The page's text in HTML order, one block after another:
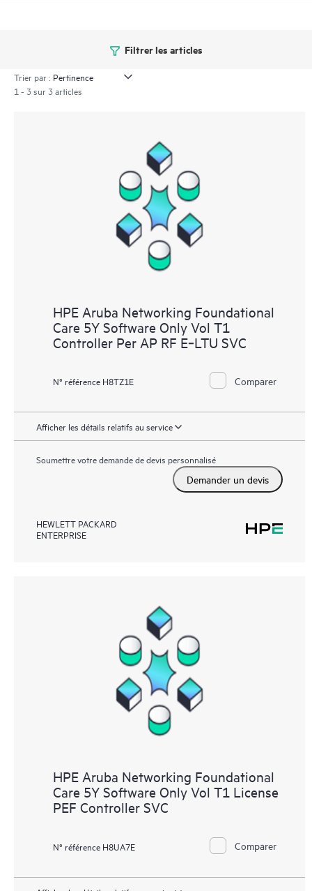
Filtrer les articles
Trier par :
1 - 3 sur 3 articles
HPE Aruba Networking Foundational
Care 5Y Software Only Vol T1
Controller Per AP RF E‑LTU SVC
N° référence H8TZ1E Comparer
Afficher les détails relatifs au service
Soumettre votre demande de devis personnalisé
Demander un devis
HEWLETT PACKARD
ENTERPRISE
HPE Aruba Networking Foundational
Care 5Y Software Only Vol T1 License
PEF Controller SVC
N° référence H8UA7E Comparer